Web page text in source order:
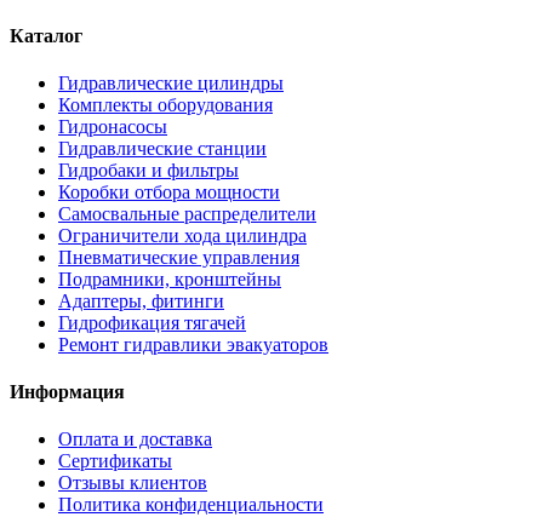
Каталог
Гидравлические цилиндры
Комплекты оборудования
Гидронасосы
Гидравлические станции
Гидробаки и фильтры
Коробки отбора мощности
Самосвальные распределители
Ограничители хода цилиндра
Пневматические управления
Подрамники, кронштейны
Адаптеры, фитинги
Гидрофикация тягачей
Ремонт гидравлики эвакуаторов
Информация
Оплата и доставка
Сертификаты
Отзывы клиентов
Политика конфиденциальности